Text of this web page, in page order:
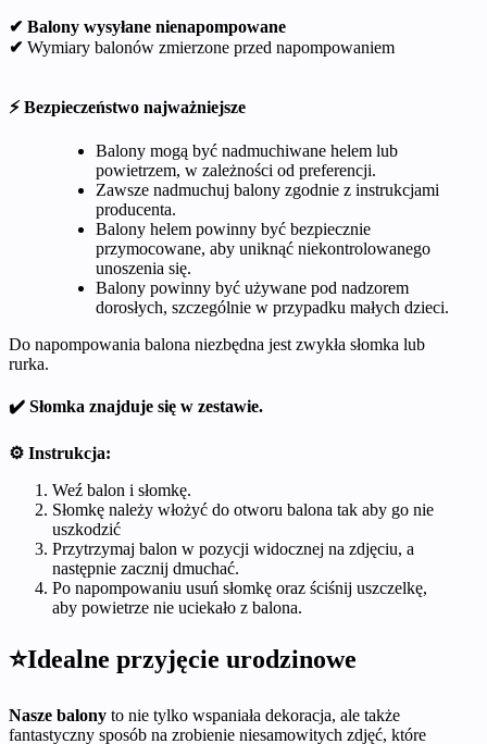
✔ Balony wysyłane nienapompowane
✔ Wymiary balonów zmierzone przed napompowaniem
⚡ Bezpieczeństwo najważniejsze
Balony mogą być nadmuchiwane helem lub
powietrzem, w zależności od preferencji.
Zawsze nadmuchuj balony zgodnie z instrukcjami
producenta.
Balony helem powinny być bezpiecznie
przymocowane, aby uniknąć niekontrolowanego
unoszenia się.
Balony powinny być używane pod nadzorem
dorosłych, szczególnie w przypadku małych dzieci.
Do napompowania balona niezbędna jest zwykła słomka lub
rurka.
✔️ Słomka znajduje się w zestawie.
⚙️ Instrukcja:
Weź balon i słomkę.
Słomkę należy włożyć do otworu balona tak aby go nie
uszkodzić
Przytrzymaj balon w pozycji widocznej na zdjęciu, a
następnie zacznij dmuchać.
Po napompowaniu usuń słomkę oraz ściśnij uszczelkę,
aby powietrze nie uciekało z balona.
⭐Idealne przyjęcie urodzinowe
Nasze balony to nie tylko wspaniała dekoracja, ale także
fantastyczny sposób na zrobienie niesamowitych zdjęć, które